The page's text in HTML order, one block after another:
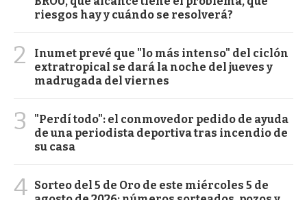
riesgos hay y cuándo se resolverá?
2
Inumet prevé que "lo más intenso" del ciclón
extratropical se dará la noche del jueves y
madrugada del viernes
3
"Perdí todo": el conmovedor pedido de ayuda
de una periodista deportiva tras incendio de
su casa
4 Sorteo del 5 de Oro de este miércoles 5 de